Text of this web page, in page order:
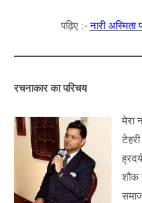
पढ़िए :-नारी अस्मिता
रचनाकार का परिचय
मेरा
शौक